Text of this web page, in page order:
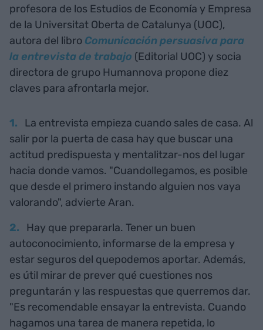
profesora de los Estudios de Economía y Empresa
de la Universitat Oberta de Catalunya (UOC),
autora del libro Comunicación persuasiva para
la entrevista de trabajo (Editorial UOC) y socia
directora de grupo Humannova propone diez
claves para afrontarla mejor.
La entrevista empieza cuando sales de casa. Al
salir por la puerta de casa hay que buscar una
actitud predispuesta y mentalitzar-nos del lugar
hacia donde vamos. "Cuandollegamos, es posible
que desde el primero instando alguien nos vaya
valorando", advierte Aran.
Hay que prepararla. Tener un buen
autoconocimiento, informarse de la empresa y
estar seguros del quepodemos aportar. Además,
es útil mirar de prever qué cuestiones nos
preguntarán y las respuestas que querremos dar.
"Es recomendable ensayar la entrevista. Cuando
hagamos una tarea de manera repetida, lo